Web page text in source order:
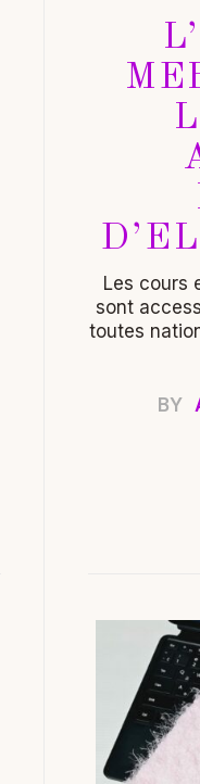
Les cours
sont
toutes
BY